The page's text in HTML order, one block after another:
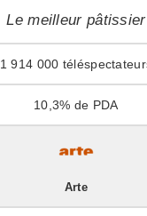
Le meilleur pâtissier
1 914 000
10,3%
Arte